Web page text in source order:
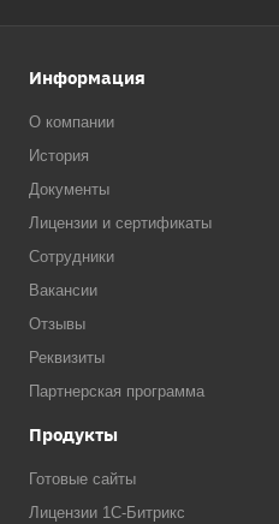
Информация
О компании
История
Документы
Лицензии и сертификаты
Сотрудники
Вакансии
Отзывы
Реквизиты
Партнерская программа
Продукты
Готовые сайты
Лицензии 1С-Битрикс